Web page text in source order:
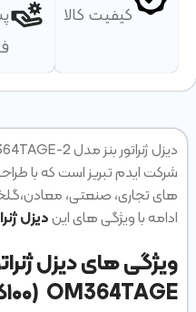
کیفیت کالا
شرکت ایدم تبریز است که با
های تجاری، صنعتی،
ادامه با ویژگی های ایندیزل
ویژگی‌ های دیزل
OM364TAGE (۱۰۰کاوا)